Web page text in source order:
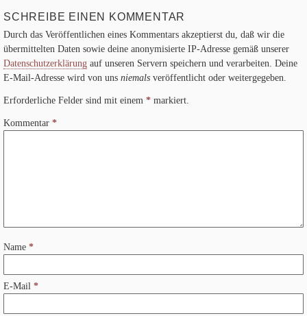
SCHREIBE EINEN KOMMENTAR
Durch das Veröffentlichen eines Kommentars akzeptierst du, daß wir die
übermittelten Daten sowie deine anonymisierte IP-Adresse gemäß unserer
Datenschutzerklärung auf unseren Servern speichern und verarbeiten. Deine
E-Mail-Adresse wird von uns niemals veröffentlicht oder weitergegeben.
Erforderliche Felder sind mit einem * markiert.
Kommentar *
Name *
E-Mail *